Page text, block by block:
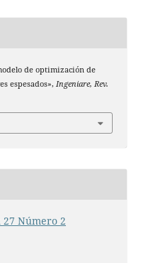
de optimización de
espesados», Ingeniare, Rev.
27 Número 2